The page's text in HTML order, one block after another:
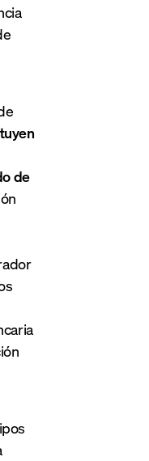
de